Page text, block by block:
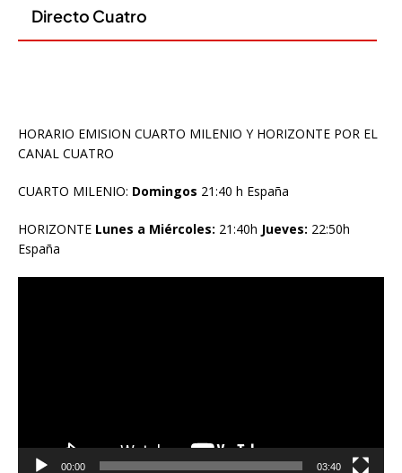
HORARIO EMISION CUARTO MILENIO Y HORIZONTE POR EL
CANAL CUATRO
CUARTO MILENIO: Domingos 21:40 h España
HORIZONTE Lunes a Miércoles: 21:40h Jueves: 22:50h
España
00:00 03:40